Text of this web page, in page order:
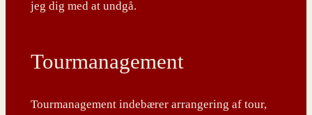
jeg dig med at undgå.
Tourmanagement
Tourmanagement indebærer arrangering af tour,